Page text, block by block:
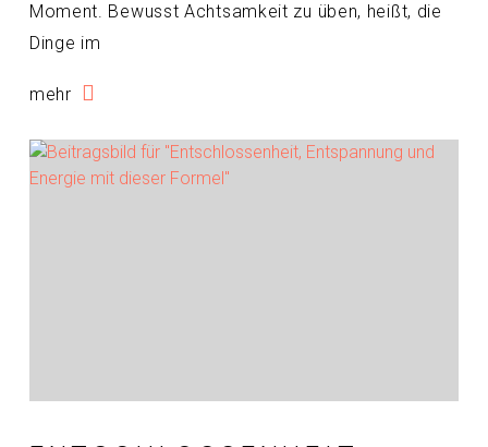
Moment. Bewusst Achtsamkeit zu üben, heißt, die
Dinge im
mehr